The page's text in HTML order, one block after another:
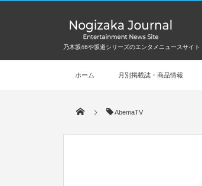
乃木坂46や坂道シリーズのエンタメニュースサイト
ホーム 月別掲載誌・商品情報
AbemaTV